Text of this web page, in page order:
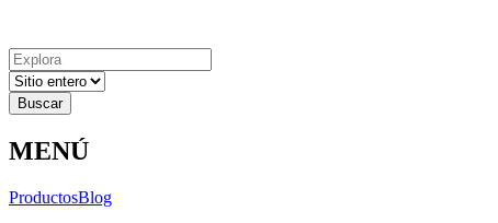
Resultados
para
MENÚ
ProductosBlog